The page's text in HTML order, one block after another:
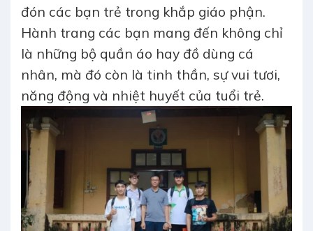
đón các bạn trẻ trong khắp giáo phận.
Hành trang các bạn mang đến không chỉ
là những bộ quần áo hay đồ dùng cá
nhân, mà đó còn là tinh thần, sự vui tươi,
năng động và nhiệt huyết của tuổi trẻ.